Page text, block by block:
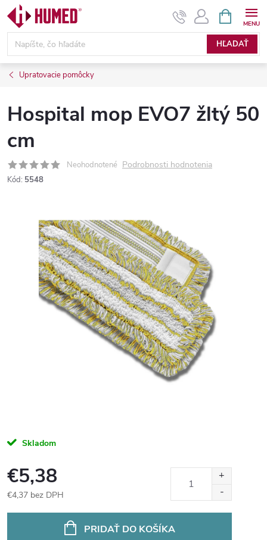
Prejsť
obsah
HĽADAŤ
KOŠÍK
Upratovacie pomôcky
Hospital mop EVO7 žltý 50
cm
Neohodnotené Podrobnosti hodnotenia
Kód: 5548
Skladom
€5,38
€4,37 bez DPH
PRIDAŤ DO KOŠÍKA